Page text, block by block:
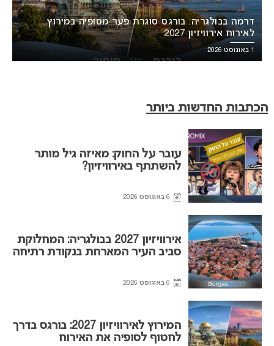
דרמה בבולגריה: בורגס סוגרת פער מסופיה במירוץ
לאירוח אירוויזיון 2027
1 באוגוסט 2026
הכתבות החדשות ביותר
עובר על החוק: מאיזה גיל מותר
להשתתף באירוויזיון?
6 באוגוסט 2026
אירוויזיון 2027 בבולגריה: המחלוקת
סביב העיר המארחת בנקודת רתיחה
6 באוגוסט 2026
המירוץ לאירוויזיון 2027: בורגס בדרך
לחטוף לסופיה את האירוח